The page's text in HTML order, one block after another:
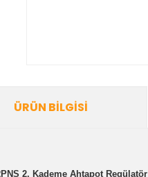
ÜRÜN BILGISI
2. Kademe Ahtapot Regülatör